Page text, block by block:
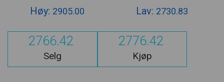
Høy: 2905.00 Lav: 2730.83
2766.42
Selg
2776.42
Kjøp